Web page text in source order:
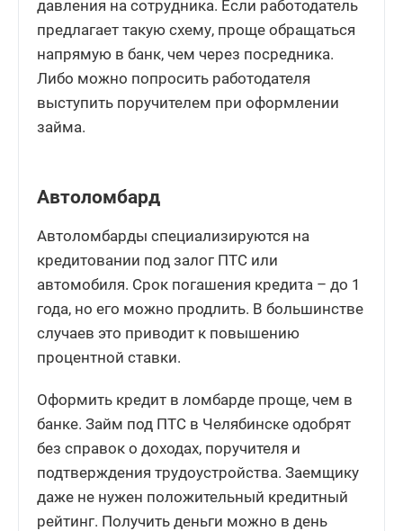
давления на сотрудника. Если работодатель
предлагает такую схему, проще обращаться
напрямую в банк, чем через посредника.
Либо можно попросить работодателя
выступить поручителем при оформлении
займа.
Автоломбард
Автоломбарды специализируются на
кредитовании под залог ПТС или
автомобиля. Срок погашения кредита – до 1
года, но его можно продлить. В большинстве
случаев это приводит к повышению
процентной ставки.
Оформить кредит в ломбарде проще, чем в
банке. Займ под ПТС в Челябинске одобрят
без справок о доходах, поручителя и
подтверждения трудоустройства. Заемщику
даже не нужен положительный кредитный
рейтинг. Получить деньги можно в день